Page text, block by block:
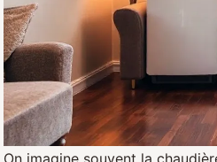
On imagine souvent la